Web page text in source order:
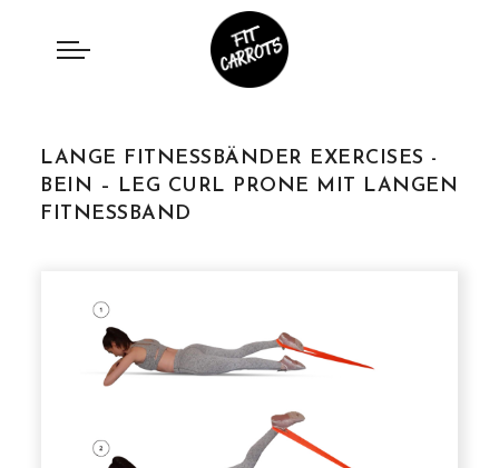
LANGE FITNESSBÄNDER EXERCISES -
BEIN – LEG CURL PRONE MIT LANGEN
FITNESSBAND